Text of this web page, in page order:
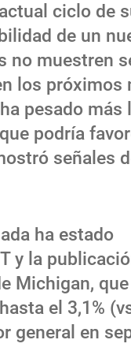
ciclo de
de un
no muestren
los próximos
pesado más
podría
señales
ha estado
y la
Michigan,
el 3,1%
general en